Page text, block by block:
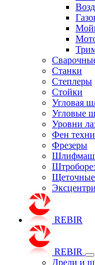
Станки
Степлеры
Стойки
Угловая
Угловые
Уровни
Фен
Фрезеры
REBIR
REBIR
Дрели и